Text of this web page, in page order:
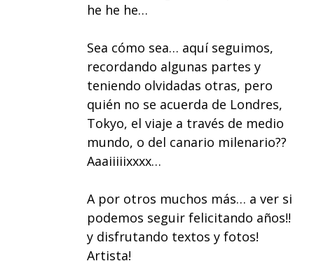
he he he…
Sea cómo sea… aquí seguimos,
recordando algunas partes y
teniendo olvidadas otras, pero
quién no se acuerda de Londres,
Tokyo, el viaje a través de medio
mundo, o del canario milenario??
Aaaiiiiixxxx…
A por otros muchos más… a ver si
podemos seguir felicitando años!!
y disfrutando textos y fotos!
Artista!